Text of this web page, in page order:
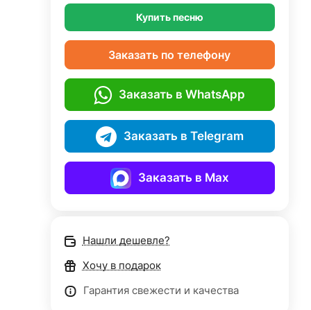
Купить песню
Заказать по телефону
Заказать в WhatsApp
Заказать в Telegram
Заказать в Max
Нашли дешевле?
Хочу в подарок
Гарантия свежести и качества